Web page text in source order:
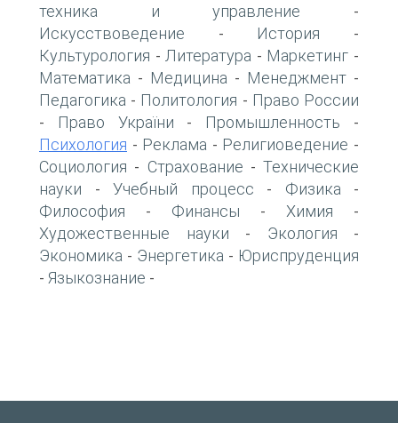
техника и управление -
Искусствоведение - История -
Культурология - Литература - Маркетинг -
Математика - Медицина - Менеджмент -
Педагогика - Политология - Право России
- Право України - Промышленность -
Психология - Реклама - Религиоведение -
Социология - Страхование - Технические
науки - Учебный процесс - Физика -
Философия - Финансы - Химия -
Художественные науки - Экология -
Экономика - Энергетика - Юриспруденция
- Языкознание -